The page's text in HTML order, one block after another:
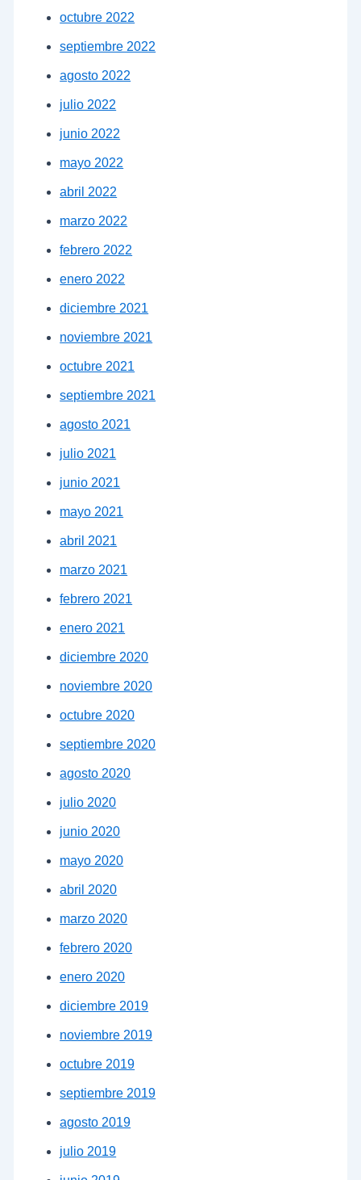
octubre 2022
septiembre 2022
agosto 2022
julio 2022
junio 2022
mayo 2022
abril 2022
marzo 2022
febrero 2022
enero 2022
diciembre 2021
noviembre 2021
octubre 2021
septiembre 2021
agosto 2021
julio 2021
junio 2021
mayo 2021
abril 2021
marzo 2021
febrero 2021
enero 2021
diciembre 2020
noviembre 2020
octubre 2020
septiembre 2020
agosto 2020
julio 2020
junio 2020
mayo 2020
abril 2020
marzo 2020
febrero 2020
enero 2020
diciembre 2019
noviembre 2019
octubre 2019
septiembre 2019
agosto 2019
julio 2019